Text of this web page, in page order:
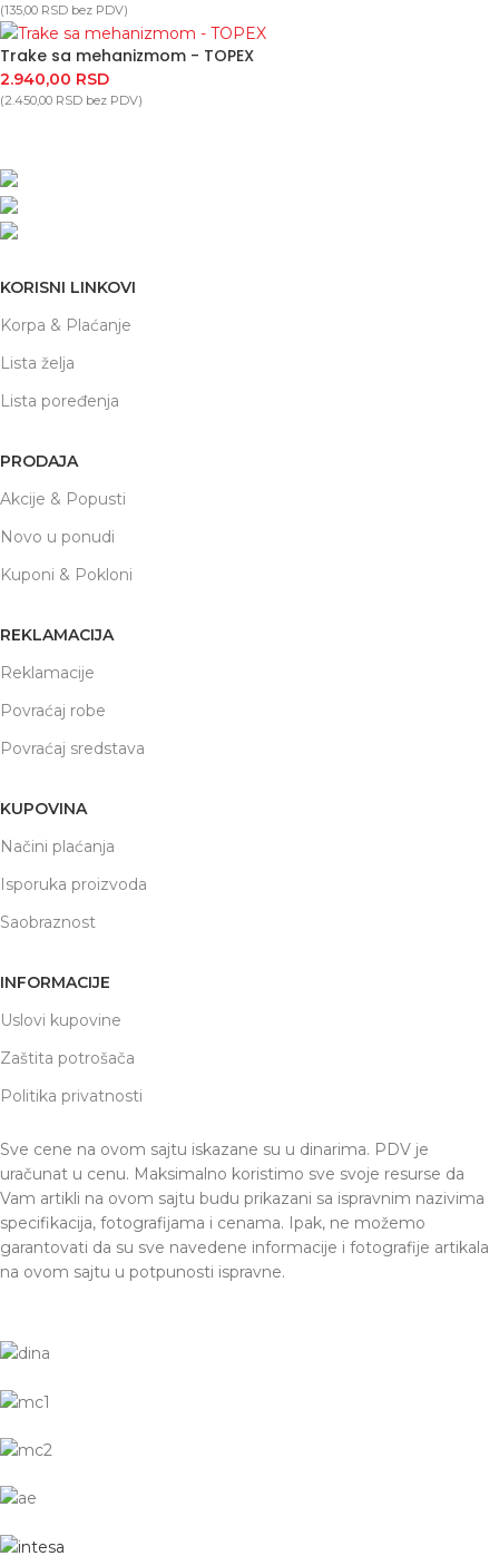
(135,00 RSD bez PDV)
Trake sa mehanizmom - TOPEX
2.940,00 RSD
(2.450,00 RSD bez PDV)
KORISNI LINKOVI
Korpa & Plaćanje
Lista želja
Lista poređenja
PRODAJA
Akcije & Popusti
Novo u ponudi
Kuponi & Pokloni
REKLAMACIJA
Reklamacije
Povraćaj robe
Povraćaj sredstava
KUPOVINA
Načini plaćanja
Isporuka proizvoda
Saobraznost
INFORMACIJE
Uslovi kupovine
Zaštita potrošača
Politika privatnosti
Sve cene na ovom sajtu iskazane su u dinarima. PDV je
uračunat u cenu. Maksimalno koristimo sve svoje resurse da
Vam artikli na ovom sajtu budu prikazani sa ispravnim nazivima
specifikacija, fotografijama i cenama. Ipak, ne možemo
garantovati da su sve navedene informacije i fotografije artikala
na ovom sajtu u potpunosti ispravne.